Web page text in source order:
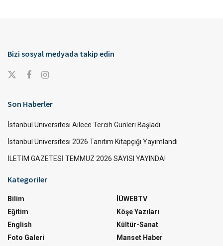
Bizi sosyal medyada takip edin
Son Haberler
İstanbul Üniversitesi Ailece Tercih Günleri Başladı
İstanbul Üniversitesi 2026 Tanıtım Kitapçığı Yayımlandı
İLETİM GAZETESİ TEMMUZ 2026 SAYISI YAYINDA!
Kategoriler
Bilim
Eğitim
English
Foto Galeri
İÜWEBTV
Köşe Yazıları
Kültür-Sanat
Manset Haber